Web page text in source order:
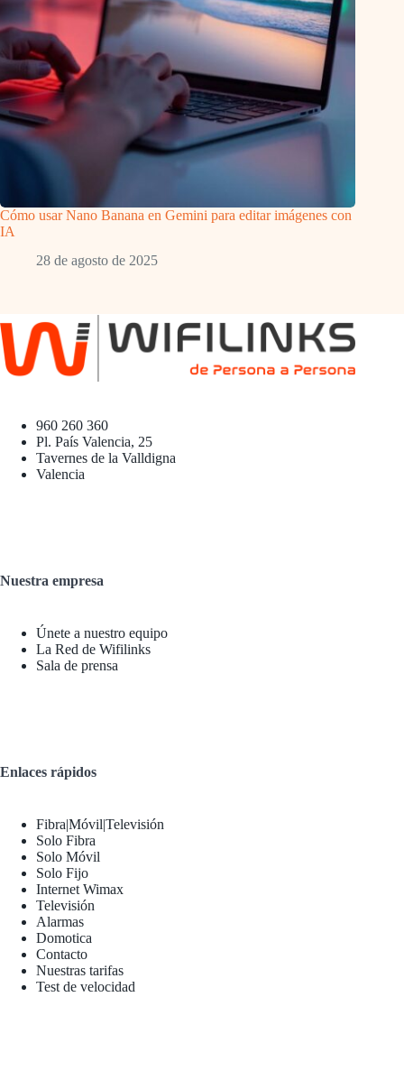
Cómo usar Nano Banana en Gemini para editar imágenes con
IA
28 de agosto de 2025
960 260 360
Pl. País Valencia, 25
Tavernes de la Valldigna
Valencia
Nuestra empresa
Únete a nuestro equipo
La Red de Wifilinks
Sala de prensa
Enlaces rápidos
Fibra|Móvil|Televisión
Solo Fibra
Solo Móvil
Solo Fijo
Internet Wimax
Televisión
Alarmas
Domotica
Contacto
Nuestras tarifas
Test de velocidad